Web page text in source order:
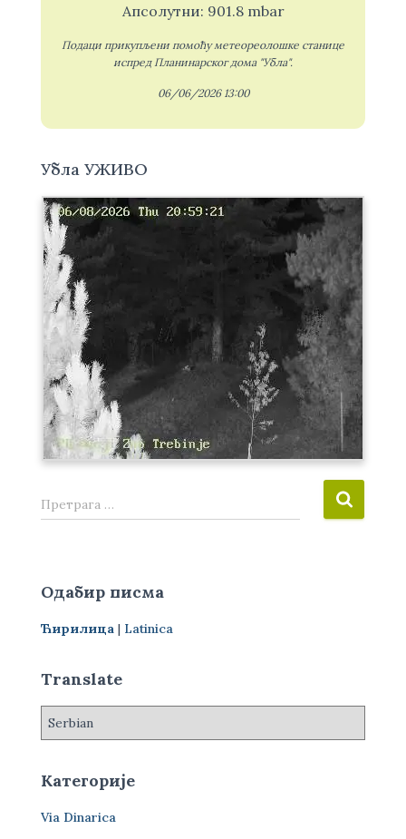
Апсолутни: 901.8 mbar
Подаци прикупљени помоћу метеореолошке станице
испред Планинарског дома "Убла".
06/06/2026 13:00
Убла УЖИВО
П
р
а
а
а
Претрага …
Одабир писма
Ћирилица | Latinica
Translate
Категорије
Via Dinarica